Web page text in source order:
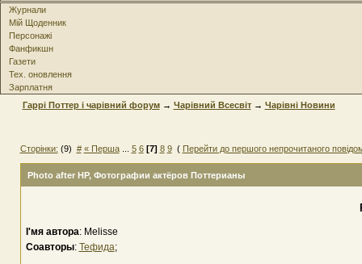
Журнали
Мій Щоденник
Персонажі
Фанфикшн
Газети
Тех. оновлення
Зарплатня
Гаррі Поттер і чарівний форум→ Чарівний Всесвіт→ Чарівні Новини
Сторінки: (9) # « Перша... 5 6 [7] 8 9( Перейти до першого непрочитаного
Photo after HP, Фотографии актёров Поттерианы
І'мя автора: Melisse
Соавторы: Тефида;